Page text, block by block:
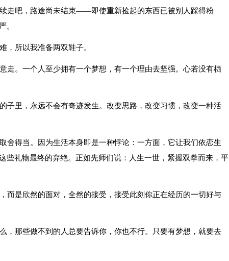
走吧，路途尚未结束——即使重新捡起的东西已被别人踩得粉
。
，所以我准备两双鞋子。
走。一个人至少拥有一个梦想，有一个理由去坚强。心若没有栖
子里，永远不会有奇迹发生。改变思路，改变习惯，改变一种活
舍得当。因为生活本身即是一种悖论：一方面，它让我们依恋生
些礼物最终的弃绝。正如先师们说：人生一世，紧握双拳而来，平
而是欣然的面对，全然的接受，接受此刻你正在经历的一切好与
，那些做不到的人总要告诉你，你也不行。只要有梦想，就要去